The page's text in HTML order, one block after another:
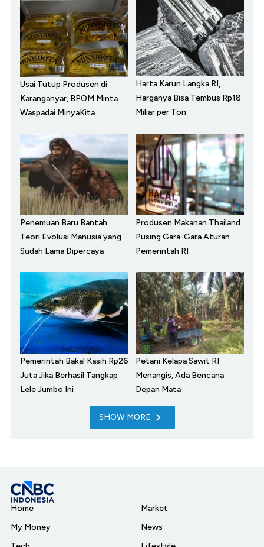
Usai Tutup Produsen di
Karanganyar, BPOM Minta
Waspadai MinyaKita
Harta Karun Langka RI,
Harganya Bisa Tembus Rp18
Miliar per Ton
Penemuan Baru Bantah
Teori Evolusi Manusia yang
Sudah Lama Dipercaya
Produsen Makanan Thailand
Pusing Gara-Gara Aturan
Pemerintah RI
Pemerintah Bakal Kasih Rp26
Juta Jika Berhasil Tangkap
Lele Jumbo Ini
Petani Kelapa Sawit RI
Menangis, Ada Bencana
Depan Mata
SHOW MORE
Home
My Money
Market
News